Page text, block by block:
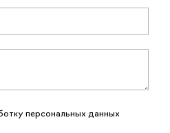
персональных данных